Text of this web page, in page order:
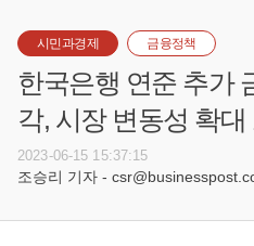
시민과경제 금융정책
한국은행 연준 추가
각, 시장 변동성 확대
2023-06-15 15:37:15
조승리 기자 -